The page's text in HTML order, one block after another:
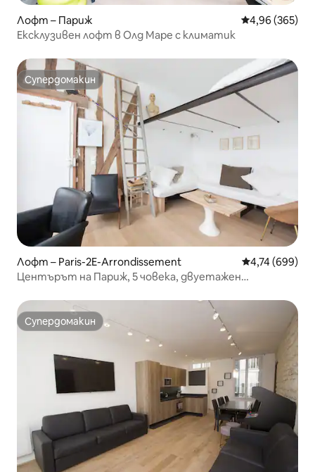
Лофт – Париж Средна
4,96 (365)
Ексклузивен лофт в Олд Маре с климатик
Супердомакин
Супердомакин
Лофт – Paris-2E-Arrondissement Средна
4,74 (699)
Центърът на Париж, 5 човека, двуетажен
Супердомакин
Супердомакин